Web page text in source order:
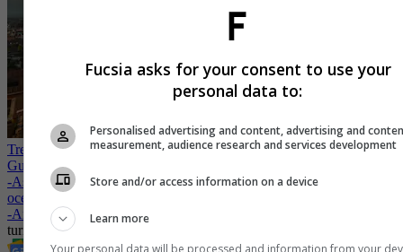
Tres días para enamorarse de Lago de Atitlán y de Ciudad de
Guatemala
-Así empieza un retiro de bienestar en Los Cabos: con el sonido del
océano y un atardecer que lo cambia todo
-Aruba transforma el lujo de viajar: menos prisa, más conexión
turismo
Viajes
Fucsia asks for your consent to use your
personal data to:
Personalised advertising and content, advertising and
measurement, audience research and services development
Store and/or access information on a device
Learn more
Your personal data will be processed and information from your